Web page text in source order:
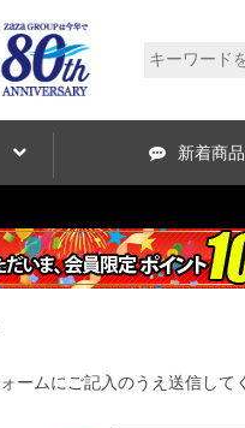
新着商品
ームにご記入のうえ送信して